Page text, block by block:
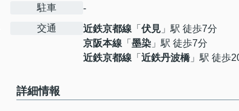
駐車
-
交通
近鉄京都線 「 伏見 」駅 徒歩7分
京阪本線 「 墨染 」駅 徒歩7分
近鉄京都線 「 近鉄丹波橋」駅 徒歩
詳細情報